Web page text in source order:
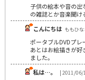
子供の絵本や音の
の雑誌とか音楽聞け
こんにちは ももひ
ポータブルDVDプレ
あとはお絵描きが好
ました。
私は…。
| 2011/06/